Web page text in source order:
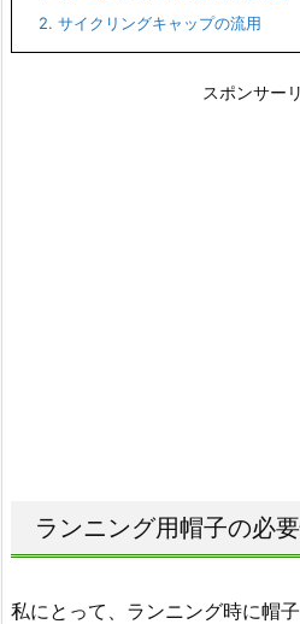
2. サイクリングキャップの流用
スポンサー
ランニング用帽子の必
私にとって、ランニング時に帽